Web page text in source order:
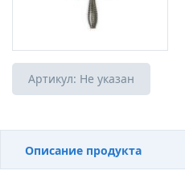
Артикул: Не указан
Описание продукта